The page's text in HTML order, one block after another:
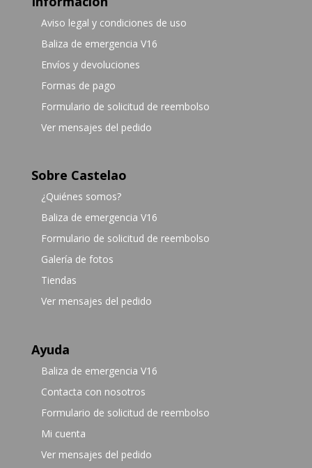
Aviso legal y condiciones de uso
Baliza de emergencia V16
Envíos y devoluciones
Formas de pago
Formulario de solicitud de reembolso
Ver mensajes del pedido
Sobre Castelao
¿Quiénes somos?
Baliza de emergencia V16
Formulario de solicitud de reembolso
Galería de fotos
Tiendas
Ver mensajes del pedido
Ayuda
Baliza de emergencia V16
Contacta con nosotros
Formulario de solicitud de reembolso
Mi cuenta
Ver mensajes del pedido